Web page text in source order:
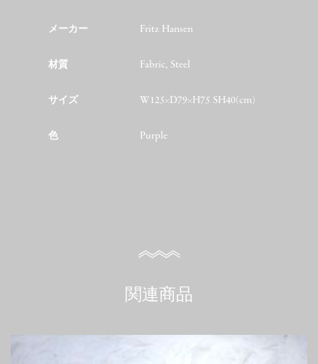
メーカー Fritz Hansen
材質 Fabric, Steel
サイズ W125×D79×H75 SH40(cm)
色 Purple
関連商品